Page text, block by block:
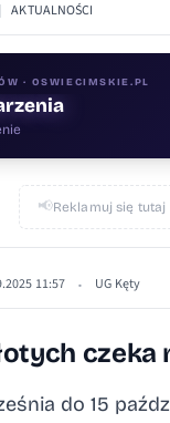
| AKTUALNOŚCI
· OSWIECIMSKIE.PL
📢Reklamuj się tutaj
11:57 • UG Kęty
czeka
do 15